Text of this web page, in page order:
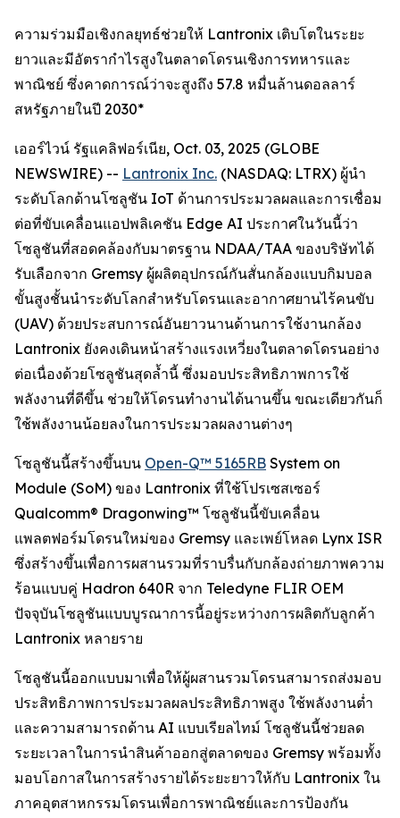
ความร่วมมือเชิงกลยุทธ์ช่วยให้ Lantronix เติบโตในระยะ
ยาวและมีอัตรากำไรสูงในตลาดโดรนเชิงการทหารและ
พาณิชย์ ซึ่งคาดการณ์ว่าจะสูงถึง 57.8 หมื่นล้านดอลลาร์
สหรัฐภายในปี 2030*
เออร์ไวน์ รัฐแคลิฟอร์เนีย, Oct. 03, 2025 (GLOBE
NEWSWIRE) -- Lantronix Inc. (NASDAQ: LTRX) ผู้นำ
ระดับโลกด้านโซลูชัน IoT ด้านการประมวลผลและการเชื่อม
ต่อที่ขับเคลื่อนแอปพลิเคชัน Edge AI ประกาศในวันนี้ว่า
โซลูชันที่สอดคล้องกับมาตรฐาน NDAA/TAA ของบริษัทได้
รับเลือกจาก Gremsy ผู้ผลิตอุปกรณ์กันสั่นกล้องแบบกิมบอล
ขั้นสูงชั้นนำระดับโลกสำหรับโดรนและอากาศยานไร้คนขับ
(UAV) ด้วยประสบการณ์อันยาวนานด้านการใช้งานกล้อง
Lantronix ยังคงเดินหน้าสร้างแรงเหวี่ยงในตลาดโดรนอย่าง
ต่อเนื่องด้วยโซลูชันสุดล้ำนี้ ซึ่งมอบประสิทธิภาพการใช้
พลังงานที่ดีขึ้น ช่วยให้โดรนทำงานได้นานขึ้น ขณะเดียวกันก็
ใช้พลังงานน้อยลงในการประมวลผลงานต่างๆ
โซลูชันนี้สร้างขึ้นบน Open-Q™ 5165RB System on
Module (SoM) ของ Lantronix ที่ใช้โปรเซสเซอร์
Qualcomm® Dragonwing™ โซลูชันนี้ขับเคลื่อน
แพลตฟอร์มโดรนใหม่ของ Gremsy และเพย์โหลด Lynx ISR
ซึ่งสร้างขึ้นเพื่อการผสานรวมที่ราบรื่นกับกล้องถ่ายภาพความ
ร้อนแบบคู่ Hadron 640R จาก Teledyne FLIR OEM
ปัจจุบันโซลูชันแบบบูรณาการนี้อยู่ระหว่างการผลิตกับลูกค้า
Lantronix หลายราย
โซลูชันนี้ออกแบบมาเพื่อให้ผู้ผสานรวมโดรนสามารถส่งมอบ
ประสิทธิภาพการประมวลผลประสิทธิภาพสูง ใช้พลังงานต่ำ
และความสามารถด้าน AI แบบเรียลไทม์ โซลูชันนี้ช่วยลด
ระยะเวลาในการนำสินค้าออกสู่ตลาดของ Gremsy พร้อมทั้ง
มอบโอกาสในการสร้างรายได้ระยะยาวให้กับ Lantronix ใน
ภาคอุตสาหกรรมโดรนเพื่อการพาณิชย์และการป้องกัน